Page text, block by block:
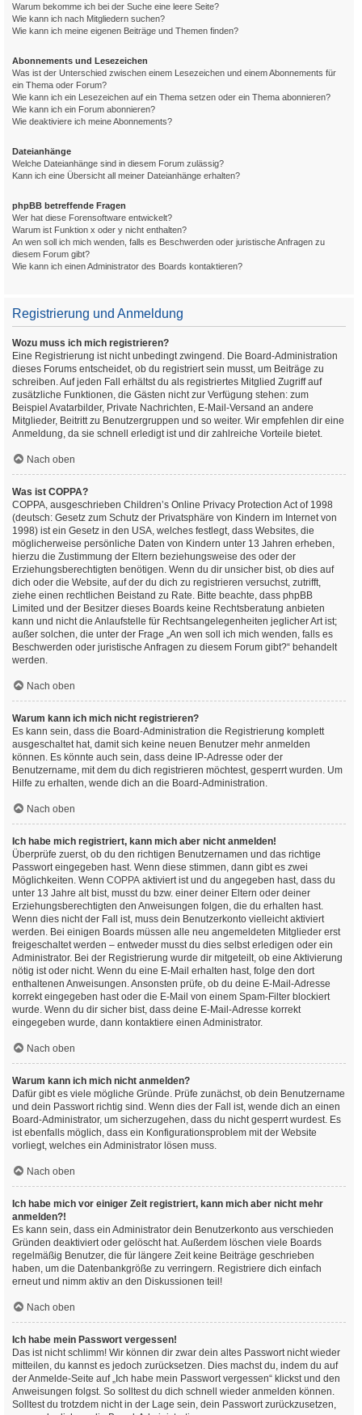
Warum bekomme ich bei der Suche eine leere Seite?
Wie kann ich nach Mitgliedern suchen?
Wie kann ich meine eigenen Beiträge und Themen finden?
Abonnements und Lesezeichen
Was ist der Unterschied zwischen einem Lesezeichen und einem Abonnements für
ein Thema oder Forum?
Wie kann ich ein Lesezeichen auf ein Thema setzen oder ein Thema abonnieren?
Wie kann ich ein Forum abonnieren?
Wie deaktiviere ich meine Abonnements?
Dateianhänge
Welche Dateianhänge sind in diesem Forum zulässig?
Kann ich eine Übersicht all meiner Dateianhänge erhalten?
phpBB betreffende Fragen
Wer hat diese Forensoftware entwickelt?
Warum ist Funktion x oder y nicht enthalten?
An wen soll ich mich wenden, falls es Beschwerden oder juristische Anfragen zu
diesem Forum gibt?
Wie kann ich einen Administrator des Boards kontaktieren?
Registrierung und Anmeldung
Wozu muss ich mich registrieren?
Eine Registrierung ist nicht unbedingt zwingend. Die Board-Administration
dieses Forums entscheidet, ob du registriert sein musst, um Beiträge zu
schreiben. Auf jeden Fall erhältst du als registriertes Mitglied Zugriff auf
zusätzliche Funktionen, die Gästen nicht zur Verfügung stehen: zum
Beispiel Avatarbilder, Private Nachrichten, E-Mail-Versand an andere
Mitglieder, Beitritt zu Benutzergruppen und so weiter. Wir empfehlen dir eine
Anmeldung, da sie schnell erledigt ist und dir zahlreiche Vorteile bietet.
Nach oben
Was ist COPPA?
COPPA, ausgeschrieben Children’s Online Privacy Protection Act of 1998
(deutsch: Gesetz zum Schutz der Privatsphäre von Kindern im Internet von
1998) ist ein Gesetz in den USA, welches festlegt, dass Websites, die
möglicherweise persönliche Daten von Kindern unter 13 Jahren erheben,
hierzu die Zustimmung der Eltern beziehungsweise des oder der
Erziehungsberechtigten benötigen. Wenn du dir unsicher bist, ob dies auf
dich oder die Website, auf der du dich zu registrieren versuchst, zutrifft,
ziehe einen rechtlichen Beistand zu Rate. Bitte beachte, dass phpBB
Limited und der Besitzer dieses Boards keine Rechtsberatung anbieten
kann und nicht die Anlaufstelle für Rechtsangelegenheiten jeglicher Art ist;
außer solchen, die unter der Frage „An wen soll ich mich wenden, falls es
Beschwerden oder juristische Anfragen zu diesem Forum gibt?“ behandelt
werden.
Nach oben
Warum kann ich mich nicht registrieren?
Es kann sein, dass die Board-Administration die Registrierung komplett
ausgeschaltet hat, damit sich keine neuen Benutzer mehr anmelden
können. Es könnte auch sein, dass deine IP-Adresse oder der
Benutzername, mit dem du dich registrieren möchtest, gesperrt wurden. Um
Hilfe zu erhalten, wende dich an die Board-Administration.
Nach oben
Ich habe mich registriert, kann mich aber nicht anmelden!
Überprüfe zuerst, ob du den richtigen Benutzernamen und das richtige
Passwort eingegeben hast. Wenn diese stimmen, dann gibt es zwei
Möglichkeiten. Wenn COPPA aktiviert ist und du angegeben hast, dass du
unter 13 Jahre alt bist, musst du bzw. einer deiner Eltern oder deiner
Erziehungsberechtigten den Anweisungen folgen, die du erhalten hast.
Wenn dies nicht der Fall ist, muss dein Benutzerkonto vielleicht aktiviert
werden. Bei einigen Boards müssen alle neu angemeldeten Mitglieder erst
freigeschaltet werden – entweder musst du dies selbst erledigen oder ein
Administrator. Bei der Registrierung wurde dir mitgeteilt, ob eine Aktivierung
nötig ist oder nicht. Wenn du eine E-Mail erhalten hast, folge den dort
enthaltenen Anweisungen. Ansonsten prüfe, ob du deine E-Mail-Adresse
korrekt eingegeben hast oder die E-Mail von einem Spam-Filter blockiert
wurde. Wenn du dir sicher bist, dass deine E-Mail-Adresse korrekt
eingegeben wurde, dann kontaktiere einen Administrator.
Nach oben
Warum kann ich mich nicht anmelden?
Dafür gibt es viele mögliche Gründe. Prüfe zunächst, ob dein Benutzername
und dein Passwort richtig sind. Wenn dies der Fall ist, wende dich an einen
Board-Administrator, um sicherzugehen, dass du nicht gesperrt wurdest. Es
ist ebenfalls möglich, dass ein Konfigurationsproblem mit der Website
vorliegt, welches ein Administrator lösen muss.
Nach oben
Ich habe mich vor einiger Zeit registriert, kann mich aber nicht mehr
anmelden?!
Es kann sein, dass ein Administrator dein Benutzerkonto aus verschieden
Gründen deaktiviert oder gelöscht hat. Außerdem löschen viele Boards
regelmäßig Benutzer, die für längere Zeit keine Beiträge geschrieben
haben, um die Datenbankgröße zu verringern. Registriere dich einfach
erneut und nimm aktiv an den Diskussionen teil!
Nach oben
Ich habe mein Passwort vergessen!
Das ist nicht schlimm! Wir können dir zwar dein altes Passwort nicht wieder
mitteilen, du kannst es jedoch zurücksetzen. Dies machst du, indem du auf
der Anmelde-Seite auf „Ich habe mein Passwort vergessen“ klickst und den
Anweisungen folgst. So solltest du dich schnell wieder anmelden können.
Solltest du trotzdem nicht in der Lage sein, dein Passwort zurückzusetzen,